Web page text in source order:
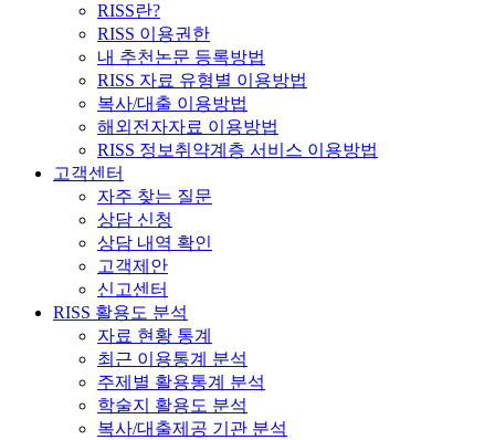
RISS란?
RISS 이용권한
내 추천논문 등록방법
RISS 자료 유형별 이용방법
복사/대출 이용방법
해외전자자료 이용방법
RISS 정보취약계층 서비스 이용방법
고객센터
자주 찾는 질문
상담 신청
상담 내역 확인
고객제안
신고센터
RISS 활용도 분석
자료 현황 통계
최근 이용통계 분석
주제별 활용통계 분석
학술지 활용도 분석
복사/대출제공 기관 분석